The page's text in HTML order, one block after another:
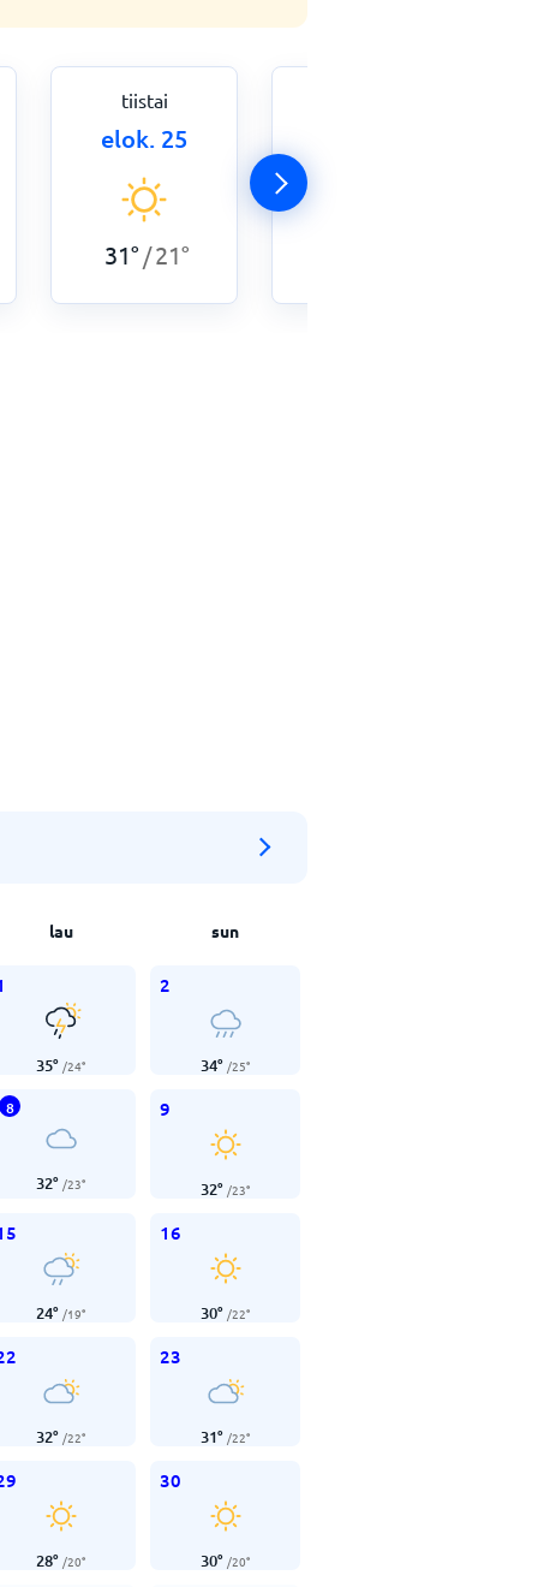
tiistai
elok. 25
31° /21°
lau sun
35° /24°
2
34° /25°
8
32° /23°
9
32° /23°
24° /19°
16
30° /22°
32° /22°
23
31° /22°
28° /20°
30
30° /20°